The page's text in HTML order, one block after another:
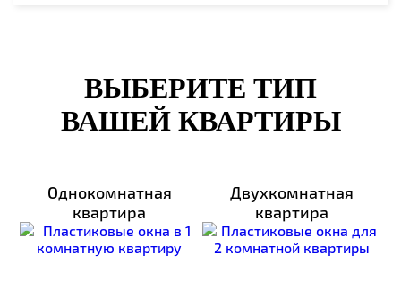
ВЫБЕРИТЕ ТИП
ВАШЕЙ КВАРТИРЫ
Однокомнатная
квартира
Двухкомнатная
квартира